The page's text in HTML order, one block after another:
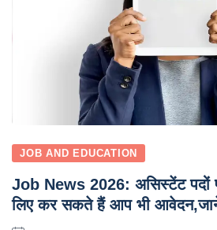
JOB AND EDUCATION
Job News 2026: असिस्टेंट पदों
लिए कर सकते हैं आप भी